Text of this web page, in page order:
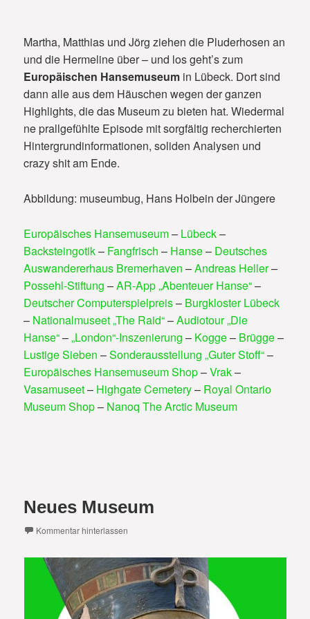
Martha, Matthias und Jörg ziehen die Pluderhosen an
und die Hermeline über – und los geht’s zum
Europäischen Hansemuseum in Lübeck. Dort sind
dann alle aus dem Häuschen wegen der ganzen
Highlights, die das Museum zu bieten hat. Wiedermal
ne prallgefühlte Episode mit sorgfältig recherchierten
Hintergrundinformationen, soliden Analysen und
crazy shit am Ende.
Abbildung: museumbug, Hans Holbein der Jüngere
Europäisches Hansemuseum– Lübeck–
Backsteingotik– Fangfrisch – Hanse– Deutsches
Auswandererhaus Bremerhaven –Andreas Heller–
Possehl-Stiftung –AR-App „Abenteuer Hanse“–
Deutscher Computerspielpreis– Burgkloster Lübeck
– Nationalmuseet „The Raid“–Audiotour „Die
Hanse“–„London“-Inszenierung – Kogge– Brügge–
Lustige Sieben –Sonderausstellung „Guter Stoff“–
Europäisches Hansemuseum Shop–Vrak–
Vasamuseet– Highgate Cemetery– Royal Ontario
Museum Shop– Nanoq The Arctic Museum
Neues Museum
Kommentar hinterlassen